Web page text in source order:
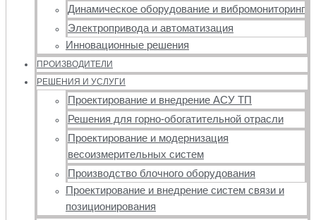
Динамическое оборудование и вибромониторинг
Электропривода и автоматизация
Инновационные решения
ПРОИЗВОДИТЕЛИ
РЕШЕНИЯ И УСЛУГИ
Проектирование и внедрение АСУ ТП
Решения для горно-обогатительной отрасли
Проектирование и модернизация
весоизмерительных систем
Производство блочного оборудования
Проектирование и внедрение систем связи и
позиционирования